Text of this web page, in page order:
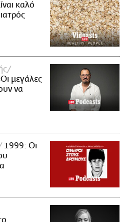
καλό
μεγάλες
να
1999: Οι